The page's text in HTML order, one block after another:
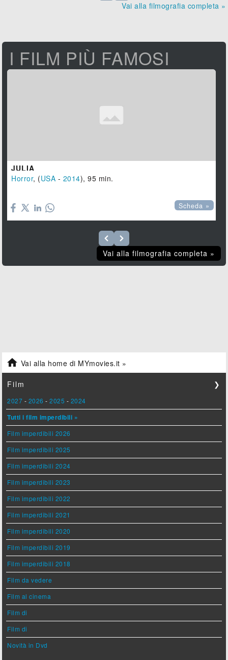
Vai alla filmografia completa »
I FILM PIÙ FAMOSI
JULIA
Horror, (USA - 2014), 95 min.
Scheda »
Vai alla filmografia completa »
 Vai alla home di MYmovies.it »
Film ❯
2027 - 2026 -2025 - 2024
Tutti i film imperdibili »
Film imperdibili 2026
Film imperdibili 2025
Film imperdibili 2024
Film imperdibili 2023
Film imperdibili 2022
Film imperdibili 2021
Film imperdibili 2020
Film imperdibili 2019
Film imperdibili 2018
Film da vedere
Film al cinema
Film di
Film di
Novità in Dvd